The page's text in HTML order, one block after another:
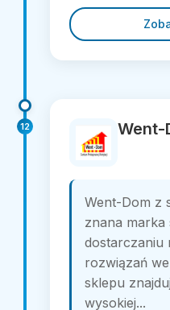
12 Went-
Went-Dom z
znana marka
dostarczaniu
rozwiązań
sklepu
wysokiej...